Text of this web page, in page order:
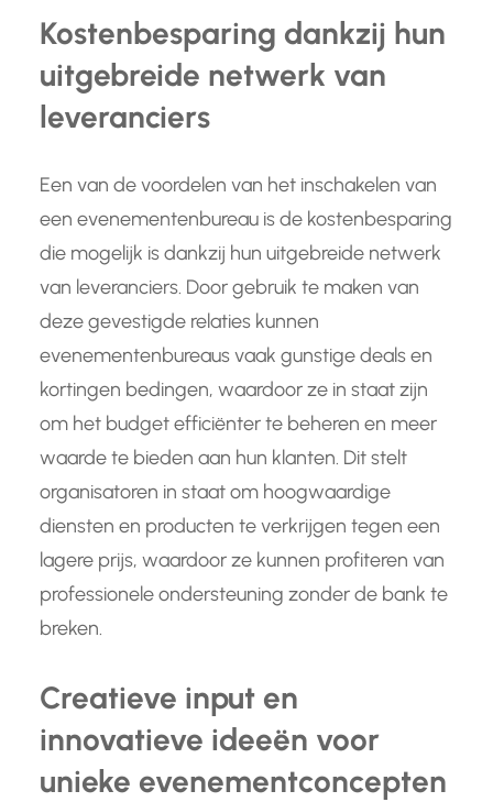
Kostenbesparing dankzij hun
uitgebreide netwerk van
leveranciers
Een van de voordelen van het inschakelen van
een evenementenbureau is de kostenbesparing
die mogelijk is dankzij hun uitgebreide netwerk
van leveranciers. Door gebruik te maken van
deze gevestigde relaties kunnen
evenementenbureaus vaak gunstige deals en
kortingen bedingen, waardoor ze in staat zijn
om het budget efficiënter te beheren en meer
waarde te bieden aan hun klanten. Dit stelt
organisatoren in staat om hoogwaardige
diensten en producten te verkrijgen tegen een
lagere prijs, waardoor ze kunnen profiteren van
professionele ondersteuning zonder de bank te
breken.
Creatieve input en
innovatieve ideeën voor
unieke evenementconcepten